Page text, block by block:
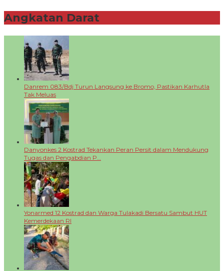
Angkatan Darat
Danrem 083/Bdj Turun Langsung ke Bromo, Pastikan Karhutla
Tak Meluas
Danyonkes 2 Kostrad Tekankan Peran Persit dalam Mendukung
Tugas dan Pengabdian P…
Yonarmed 12 Kostrad dan Warga Tulakadi Bersatu Sambut HUT
Kemerdekaan RI